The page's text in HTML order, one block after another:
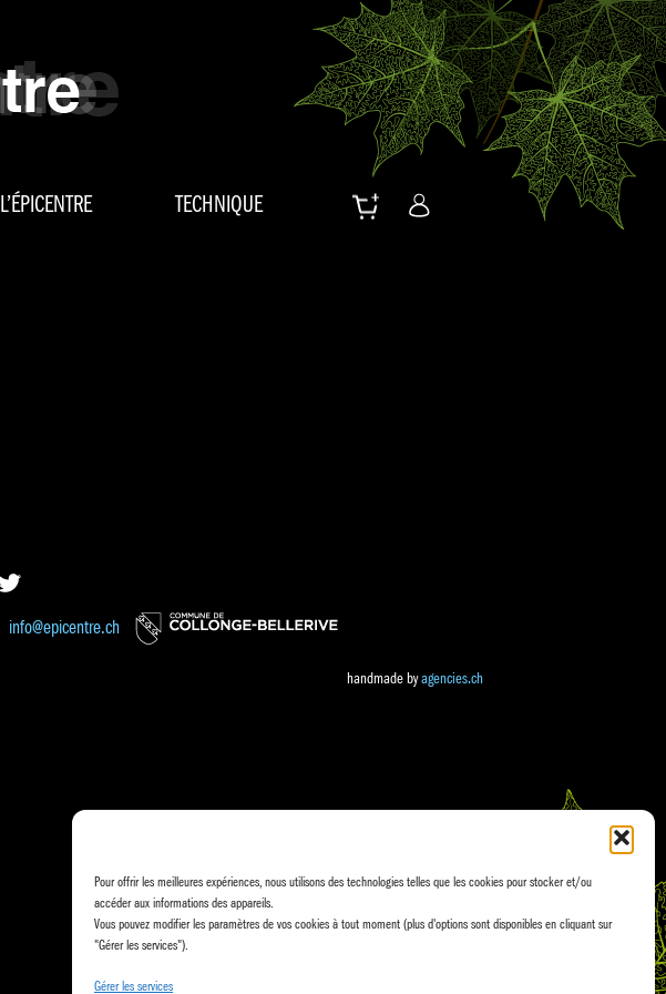
Pour offrir les meilleures expériences, nous utilisons des technologies telles que les cookies pour stocker et/ou
accéder aux informations des appareils.
Vous pouvez modifier les paramètres de vos cookies à tout moment (plus d'options sont disponibles en cliquant sur
"Gérer les services").
Gérer les services
L’ÉPICENTRE TECHNIQUE
info@epicentre.ch
handmade byagencies.ch